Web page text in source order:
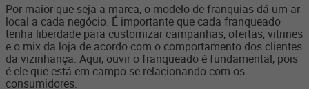
Por maior que seja a marca, o modelo de franquias dá um ar
local a cada negócio. É importante que cada franqueado
tenha liberdade para customizar campanhas, ofertas, vitrines
e o mix da loja de acordo com o comportamento dos clientes
da vizinhança. Aqui, ouvir o franqueado é fundamental, pois
é ele que está em campo se relacionando com os
consumidores.